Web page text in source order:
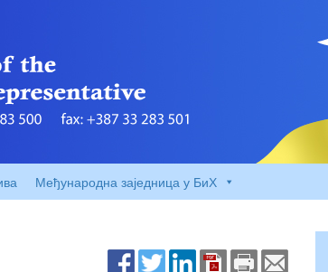
Међународна заједница у БиХ